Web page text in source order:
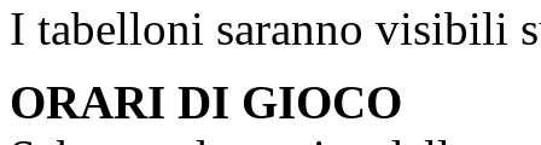
I tabelloni saranno visibili
ORARI DI GIOCO